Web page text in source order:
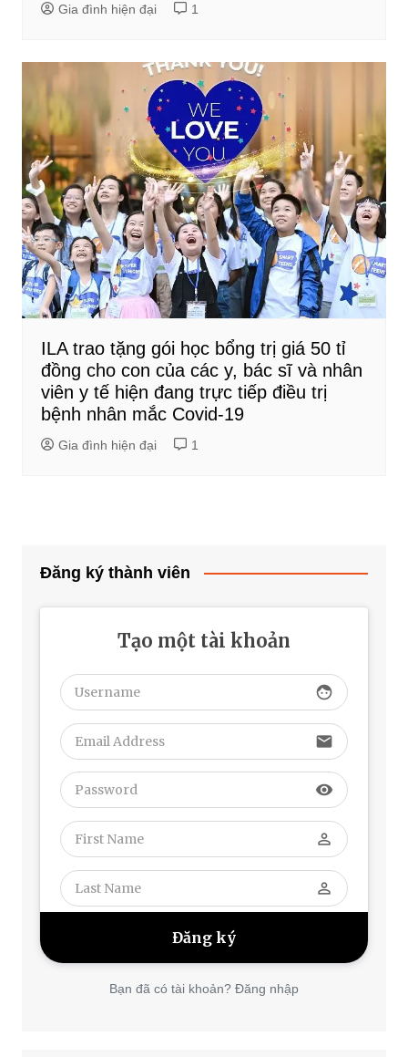
Gia đình hiện đại 1
ILA trao tặng gói học bổng trị giá 50 tỉ
đồng cho con của các y, bác sĩ và nhân
viên y tế hiện đang trực tiếp điều trị
bệnh nhân mắc Covid-19
Gia đình hiện đại 1
Đăng ký thành viên
Tạo một tài khoản
face
email
visibility
perm_identity
perm_identity
Bạn đã có tài khoản? Đăng nhập